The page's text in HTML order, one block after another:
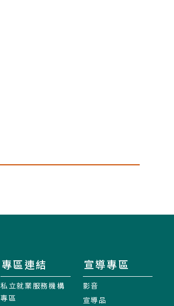
專區連結
私立就業服務機構
專區
宣導專區
影音
宣導品